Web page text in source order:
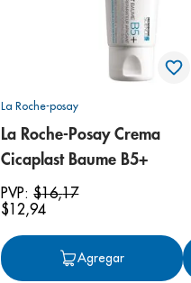
Agregar
La Roche-posay
La Roche-Posay Crema
Cicaplast Baume B5+
PVP:$16,17
$12,94
Agregar